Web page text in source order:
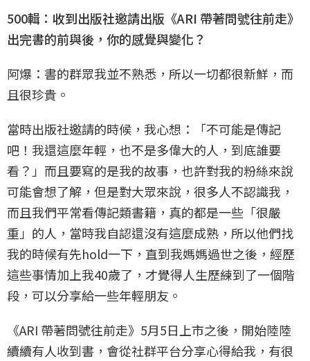
500輯：收到出版社邀請出版《ARI 帶著問號往前走》
出完書的前與後，你的感覺與變化？
阿爆：書的群眾我並不熟悉，所以一切都很新鮮，而
且很珍貴。
當時出版社邀請的時候，我心想：「不可能是傳記
吧！我還這麼年輕，也不是多偉大的人，到底誰要
看？」而且要寫的是我的故事，也許對我的粉絲來說
可能會想了解，但是對大眾來說，很多人不認識我，
而且我們平常看傳記類書籍，真的都是一些「很嚴
重」的人，當時我自認還沒有這麼成熟，所以他們找
我的時候有先hold一下，直到我媽媽過世之後，經歷
這些事情加上我40歲了，才覺得人生歷練到了一個階
段，可以分享給一些年輕朋友。
《ARI 帶著問號往前走》5月5日上市之後，開始陸陸
續續有人收到書，會從社群平台分享心得給我，有很